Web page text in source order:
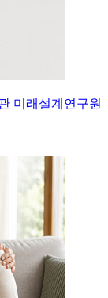
미래설계연구원